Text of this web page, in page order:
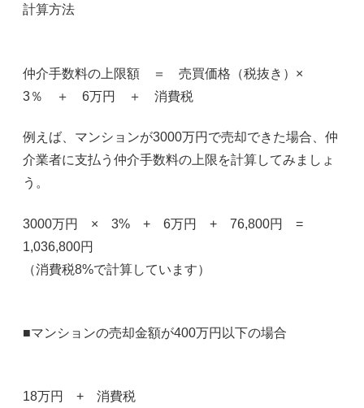
計算方法
仲介手数料の上限額 ＝ 売買価格（税抜き）×
3％ ＋ 6万円 ＋ 消費税
例えば、マンションが3000万円で売却できた場合、仲
介業者に支払う仲介手数料の上限を計算してみましょ
う。
3000万円 × 3% + 6万円 + 76,800円 =
1,036,800円
（消費税8%で計算しています）
■マンションの売却金額が400万円以下の場合
18万円 + 消費税